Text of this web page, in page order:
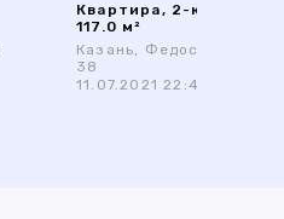
Квартира, 2-комн,
117.0 м²
Казань, Федосеевская
38
11.07.2021 22:42